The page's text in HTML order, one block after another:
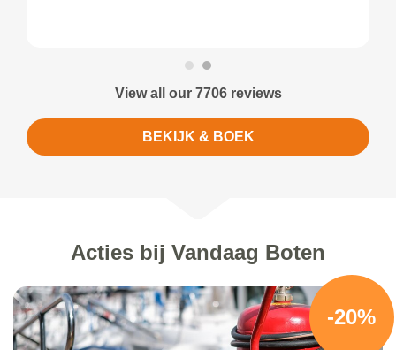
View all our 7706 reviews
BEKIJK & BOEK
Acties bij Vandaag Boten
-20%